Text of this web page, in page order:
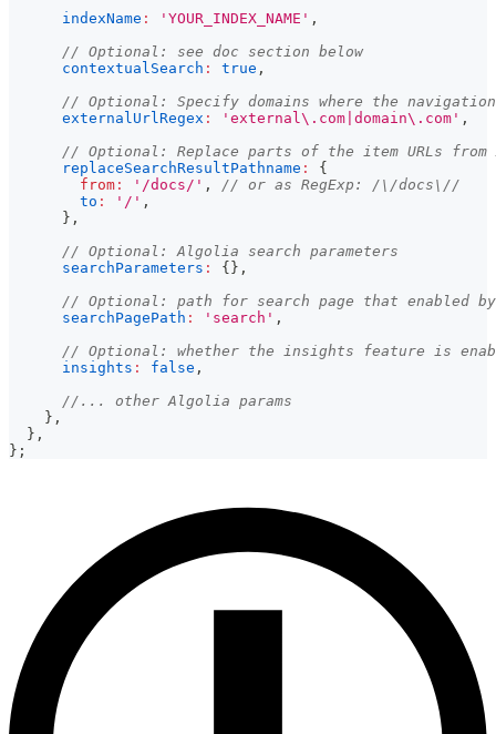
indexName : 'YOUR_INDEX_NAME' ,
// Optional: see doc section below
contextualSearch : true ,
// Optional: Specify domains where the
externalUrlRegex : 'external\.com|domain\.com' ,
// Optional: Replace parts of the item URLs from
replaceSearchResultPathname :
{
from : '/docs/' ,
// or as RegExp: /\/docs\//
to : '/' ,
} ,
// Optional: Algolia search parameters
searchParameters : { } ,
// Optional: path for search page that
searchPagePath : 'search' ,
// Optional: whether the insights feature is
insights : false ,
//... other Algolia params
} ,
} ,
} ;